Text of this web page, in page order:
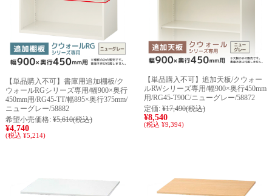
【単品購入不可】書庫用追加棚板/ク
ウォールRGシリーズ専用/幅900×奥行
450mm用/RG45-TT/幅895×奥行375mm/
ニューグレー/58882
希望小売価格: ¥5,610(税込)
¥4,740
(税込 ¥5,214)
【単品購入不可】追加天板/クウォー
ルRWシリーズ専用/幅900×奥行450mm
用/RG45-T90C/ニューグレー/58872
定価: ¥17,490(税込)
¥8,540
(税込 ¥9,394)